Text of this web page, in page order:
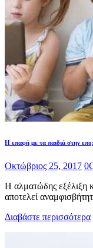
Η επαφή με τα παιδιά στην
Οκτώβριος 25, 2017 0
Η αλματώδης εξέλιξη
αποτελεί
Διαβάστε περισσότερα